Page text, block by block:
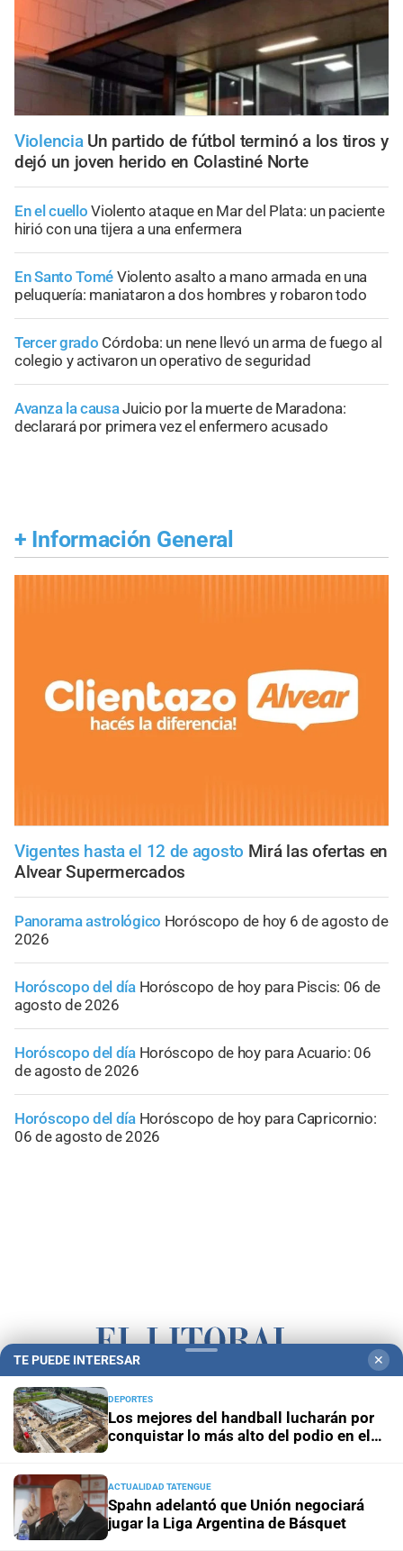
Violencia Un partido de fútbol terminó a los tiros y
dejó un joven herido en Colastiné Norte
En el cuello Violento ataque en Mar del Plata: un paciente
hirió con una tijera a una enfermera
En Santo Tomé Violento asalto a mano armada en una
peluquería: maniataron a dos hombres y robaron todo
Tercer grado Córdoba: un nene llevó un arma de fuego al
colegio y activaron un operativo de seguridad
Avanza la causaJuicio por la muerte de Maradona:
declarará por primera vez el enfermero acusado
+ Información General
Vigentes hasta el 12 de agosto Mirá las ofertas en
Alvear Supermercados
Panorama astrológico Horóscopo de hoy 6 de agosto de
2026
Horóscopo del día Horóscopo de hoy para Piscis: 06 de
agosto de 2026
Horóscopo del día Horóscopo de hoy para Acuario: 06
de agosto de 2026
Horóscopo del día Horóscopo de hoy para Capricornio:
06 de agosto de 2026
Campolitoral Revista Nosotros
Podcasts Mirador Provincial VivíMejor SF Puerto Negocios
TE PUEDE INTERESAR ✕
DEPORTES
Los mejores del handball lucharán por
conquistar lo más alto del podio en el
ACTUALIDAD TATENGUE
Spahn adelantó que Unión negociará
jugar la Liga Argentina de Básquet